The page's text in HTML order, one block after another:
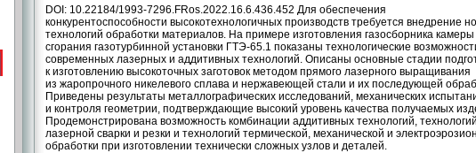
DOI: 10.22184/1993-7296.FRos.2022.16.6.436.452 Для обеспечения
конкурентоспособности высокотехнологичных производств требуется внедрение
технологий обработки материалов. На примере изготовления газосборника камеры
сгорания газотурбинной установки ГТЭ‑65.1 показаны технологические
современных лазерных и аддитивных технологий. Описаны основные стадии
к изготовлению высокоточных заготовок методом прямого лазерного выращивания
из жаропрочного никелевого сплава и нержавеющей стали и их последующей
Приведены результаты металлографических исследований, механических
и контроля геометрии, подтверждающие высокий уровень качества получаемых
Продемонстрирована возможность комбинации аддитивных технологий, технологий
лазерной сварки и резки и технологий термической, механической и
обработки при изготовлении технически сложных узлов и деталей.